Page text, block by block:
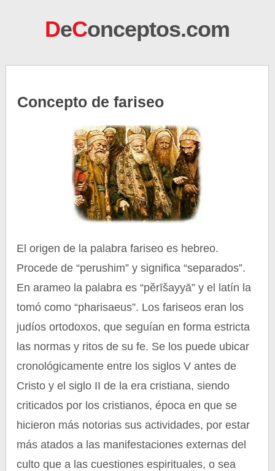
DeConceptos.com
Concepto de fariseo
El origen de la palabra fariseo es hebreo.
Procede de “perushim” y significa “separados”.
En arameo la palabra es “pĕrīšayyā” y el latín la
tomó como “pharisaeus”. Los fariseos eran los
judíos ortodoxos, que seguían en forma estricta
las normas y ritos de su fe. Se los puede ubicar
cronológicamente entre los siglos V antes de
Cristo y el siglo II de la era cristiana, siendo
criticados por los cristianos, época en que se
hicieron más notorias sus actividades, por estar
más atados a las manifestaciones externas del
culto que a las cuestiones espirituales, o sea